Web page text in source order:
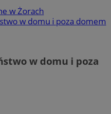
w Żorach
w domu i poza domem
w domu i poza